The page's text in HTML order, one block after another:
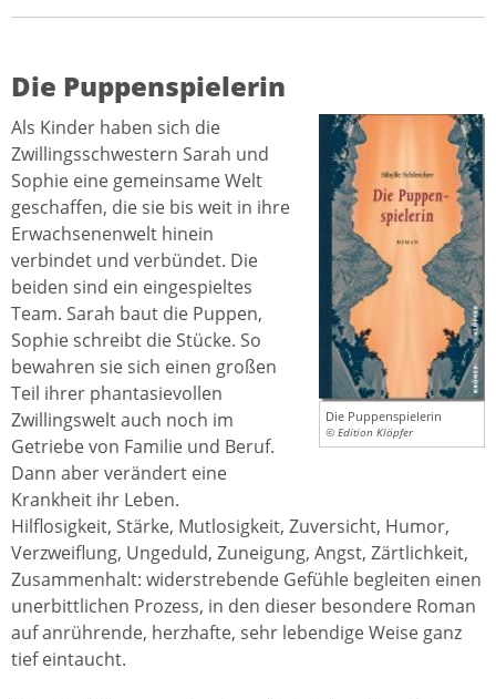
Die Puppenspielerin
Die Puppenspielerin
© Edition Klöpfer
Als Kinder haben sich die
Zwillingsschwestern Sarah und
Sophie eine gemeinsame Welt
geschaffen, die sie bis weit in ihre
Erwachsenenwelt hinein
verbindet und verbündet. Die
beiden sind ein eingespieltes
Team. Sarah baut die Puppen,
Sophie schreibt die Stücke. So
bewahren sie sich einen großen
Teil ihrer phantasievollen
Zwillingswelt auch noch im
Getriebe von Familie und Beruf.
Dann aber verändert eine
Krankheit ihr Leben.
Hilflosigkeit, Stärke, Mutlosigkeit, Zuversicht, Humor,
Verzweiflung, Ungeduld, Zuneigung, Angst, Zärtlichkeit,
Zusammenhalt: widerstrebende Gefühle begleiten einen
unerbittlichen Prozess, in den dieser besondere Roman
auf anrührende, herzhafte, sehr lebendige Weise ganz
tief eintaucht.